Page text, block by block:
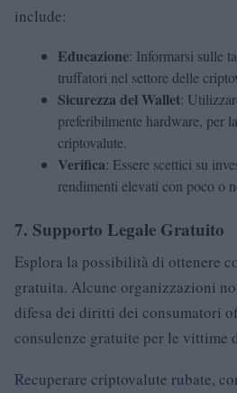
include:
Educazione: Informarsi sulle
truffatori nel settore delle
Sicurezza del Wallet:
preferibilmente hardware, per
criptovalute.
Verifica: Essere scettici su
rendimenti elevati con poco o
7. Supporto Legale Gratuito
Esplora la possibilità di ottenere
gratuita. Alcune organizzazioni
difesa dei diritti dei consumatori
consulenze gratuite per le vittime
Recuperare criptovalute rubate,